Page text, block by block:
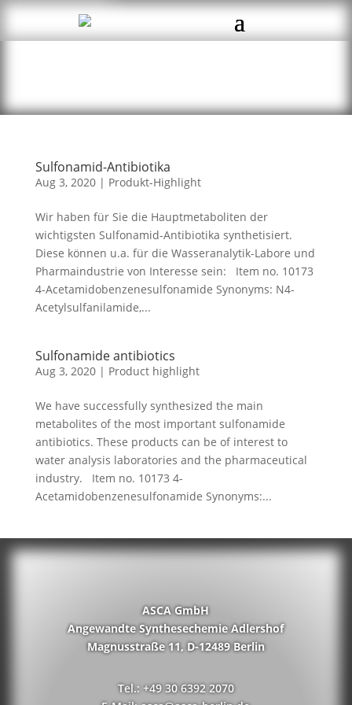
Sulfonamid-Antibiotika
Aug 3, 2020| Produkt-Highlight
Wir haben für Sie die Hauptmetaboliten der
wichtigsten Sulfonamid-Antibiotika synthetisiert.
Diese können u.a. für die Wasseranalytik-Labore und
Pharmaindustrie von Interesse sein: Item no. 10173
4-Acetamidobenzenesulfonamide Synonyms: N4-
Acetylsulfanilamide,...
Sulfonamide antibiotics
Aug 3, 2020| Product highlight
We have successfully synthesized the main
metabolites of the most important sulfonamide
antibiotics. These products can be of interest to
water analysis laboratories and the pharmaceutical
industry. Item no. 10173 4-
Acetamidobenzenesulfonamide Synonyms:...
ASCA GmbH
Angewandte Synthesechemie Adlershof
Magnusstraße 11, D-12489 Berlin
Tel.: +49 30 6392 2070